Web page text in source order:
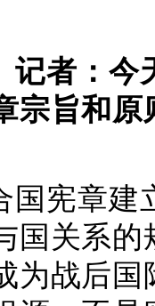
记者：
宗旨和
国宪章建
国关系
为战后